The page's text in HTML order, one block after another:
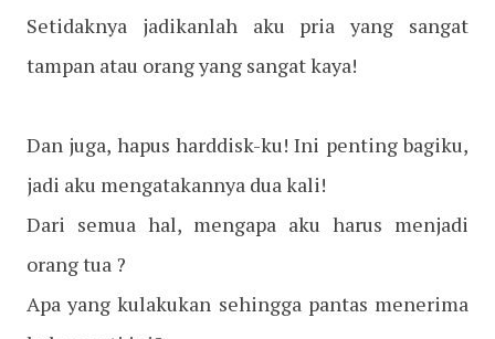
Setidaknya jadikanlah aku pria yang sangat
tampan atau orang yang sangat kaya!
Dan juga, hapus harddisk-ku! Ini penting bagiku,
jadi aku mengatakannya dua kali!
Dari semua hal, mengapa aku harus menjadi
orang tua ?
Apa yang kulakukan sehingga pantas menerima